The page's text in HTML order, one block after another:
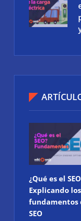
¿Qué es el
Explicando los
fundamentos
SEO